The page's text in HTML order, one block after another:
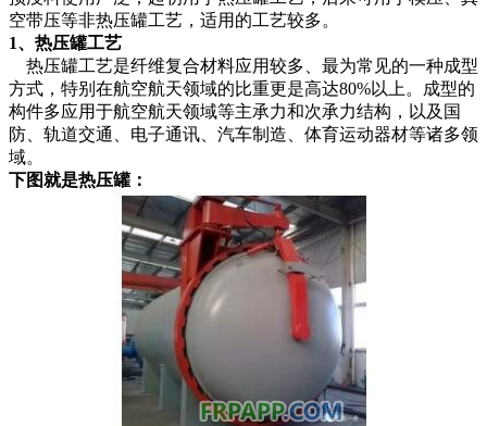
空带压等非热压罐工艺，适用的工艺较多。
1、热压罐工艺
热压罐工艺是纤维复合材料应用较多、最为常见的一种成型
方式，特别在航空航天领域的比重更是高达80%以上。成型的
构件多应用于航空航天领域等主承力和次承力结构，以及国
防、轨道交通、电子通讯、汽车制造、体育运动器材等诸多领
域。
下图就是热压罐：